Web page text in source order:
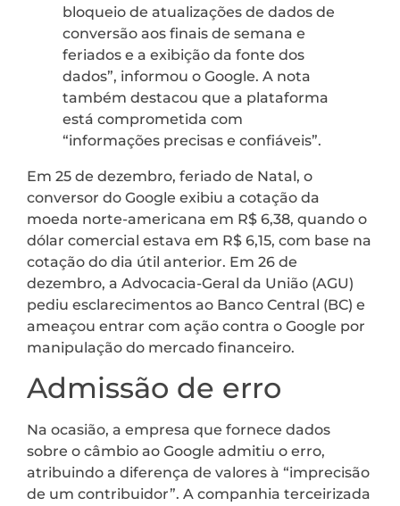
bloqueio de atualizações de dados de
conversão aos finais de semana e
feriados e a exibição da fonte dos
dados”, informou o Google. A nota
também destacou que a plataforma
está comprometida com
“informações precisas e confiáveis”.
Em 25 de dezembro, feriado de Natal, o
conversor do Google exibiu a cotação da
moeda norte-americana em R$ 6,38, quando o
dólar comercial estava em R$ 6,15, com base na
cotação do dia útil anterior. Em 26 de
dezembro, a Advocacia-Geral da União (AGU)
pediu esclarecimentos ao Banco Central (BC) e
ameaçou entrar com ação contra o Google por
manipulação do mercado financeiro.
Admissão de erro
Na ocasião, a empresa que fornece dados
sobre o câmbio ao Google admitiu o erro,
atribuindo a diferença de valores à “imprecisão
de um contribuidor”. A companhia terceirizada